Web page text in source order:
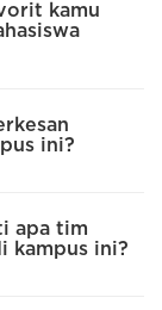
kamu
ini?
apa tim
kampus ini?